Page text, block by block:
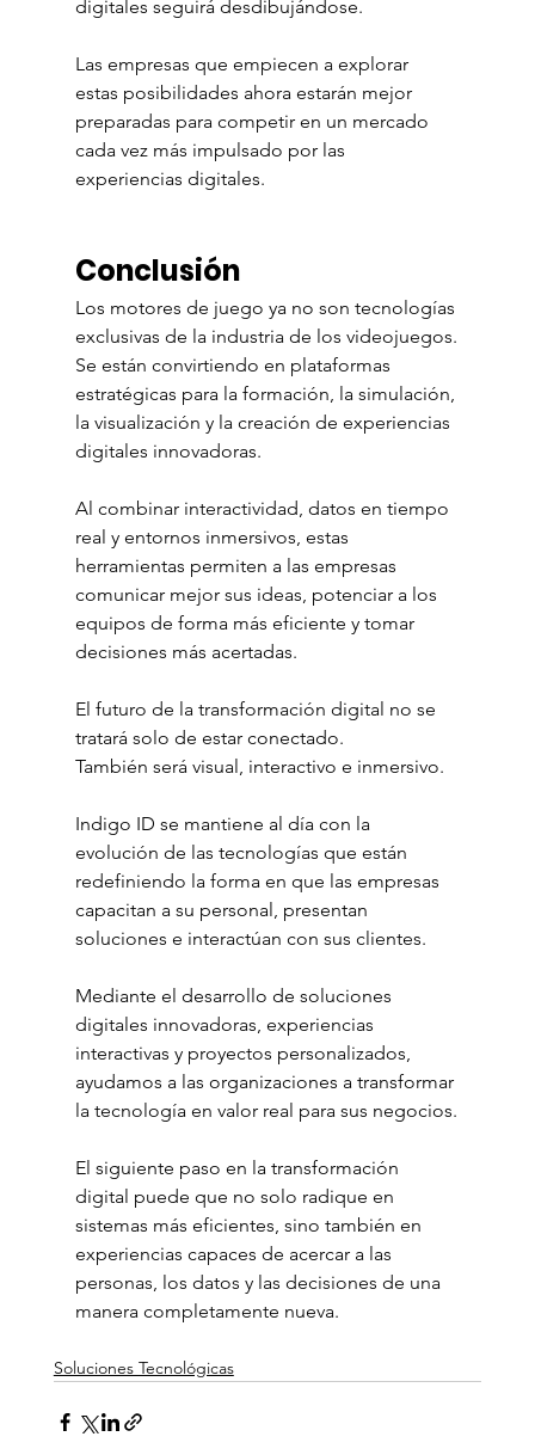
digitales seguirá desdibujándose.
Las empresas que empiecen a explorar
estas posibilidades ahora estarán mejor
preparadas para competir en un mercado
cada vez más impulsado por las
experiencias digitales.
Conclusión
Los motores de juego ya no son tecnologías
exclusivas de la industria de los videojuegos.
Se están convirtiendo en plataformas
estratégicas para la formación, la simulación,
la visualización y la creación de experiencias
digitales innovadoras.
Al combinar interactividad, datos en tiempo
real y entornos inmersivos, estas
herramientas permiten a las empresas
comunicar mejor sus ideas, potenciar a los
equipos de forma más eficiente y tomar
decisiones más acertadas.
El futuro de la transformación digital no se
tratará solo de estar conectado.
También será visual, interactivo e inmersivo.
Indigo ID se mantiene al día con la
evolución de las tecnologías que están
redefiniendo la forma en que las empresas
capacitan a su personal, presentan
soluciones e interactúan con sus clientes.
Mediante el desarrollo de soluciones
digitales innovadoras, experiencias
interactivas y proyectos personalizados,
ayudamos a las organizaciones a transformar
la tecnología en valor real para sus negocios.
El siguiente paso en la transformación
digital puede que no solo radique en
sistemas más eficientes, sino también en
experiencias capaces de acercar a las
personas, los datos y las decisiones de una
manera completamente nueva.
Soluciones Tecnológicas